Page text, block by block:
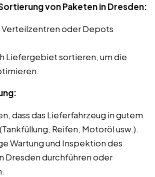
von Paketen in Dresden:
Verteilzentren oder Depots
Liefergebiet sortieren, um die
dass das Lieferfahrzeug in gutem
Reifen, Motoröl usw.).
Wartung und Inspektion des
Dresden durchführen oder